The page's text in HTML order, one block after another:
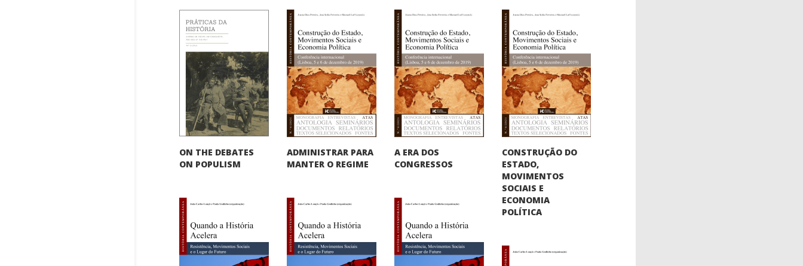
ON THE DEBATES
ON POPULISM
ADMINISTRAR PARA
MANTER O REGIME
A ERA DOS
CONGRESSOS
CONSTRUÇÃO DO
ESTADO,
MOVIMENTOS
SOCIAIS E
ECONOMIA
POLÍTICA